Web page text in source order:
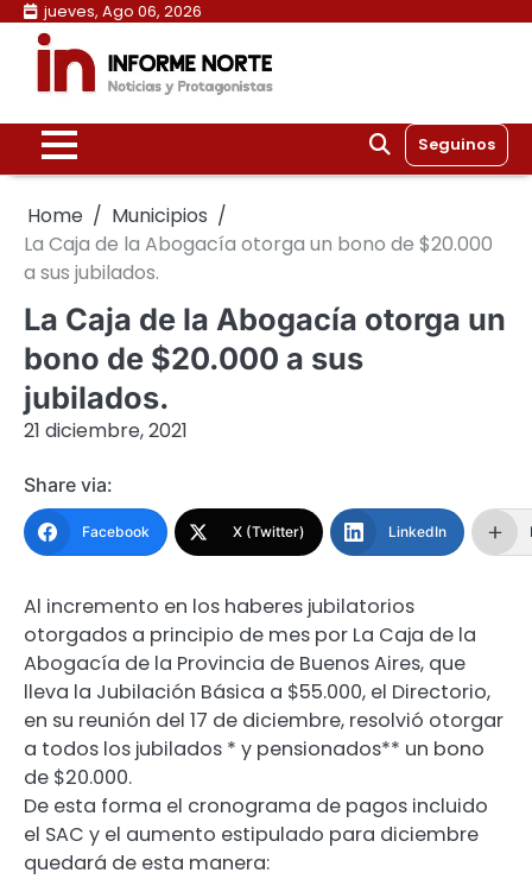
Skip
content
jueves, Ago 06, 2026
Seguinos
Home
Municipios
La Caja de la Abogacía otorga un bono de $20.000
a sus jubilados.
La Caja de la Abogacía otorga un
bono de $20.000 a sus
jubilados.
21 diciembre, 2021
Share via:
Facebook X (Twitter) LinkedIn
Al incremento en los haberes jubilatorios
otorgados a principio de mes por La Caja de la
Abogacía de la Provincia de Buenos Aires, que
lleva la Jubilación Básica a $55.000, el Directorio,
en su reunión del 17 de diciembre, resolvió otorgar
a todos los jubilados * y pensionados** un bono
de $20.000.
De esta forma el cronograma de pagos incluido
el SAC y el aumento estipulado para diciembre
quedará de esta manera: